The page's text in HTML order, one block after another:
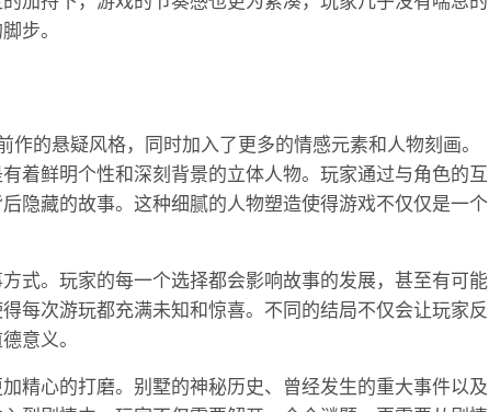
步。
作的悬疑风格，同时加入了更多的情感元素和人物刻画。
着鲜明个性和深刻背景的立体人物。玩家通过与角色的互
隐藏的故事。这种细腻的人物塑造使得游戏不仅仅是一个
式。玩家的每一个选择都会影响故事的发展，甚至有可能
每次游玩都充满未知和惊喜。不同的结局不仅会让玩家反
意义。
精心的打磨。别墅的神秘历史、曾经发生的重大事件以及